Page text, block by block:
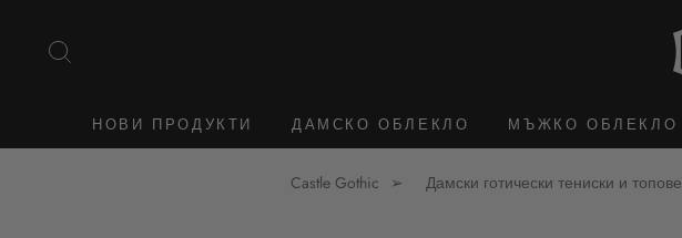
съдържанието
НОВИ ПРОДУКТИ ДАМСКО ОБЛЕКЛО МЪЖКО ОБЛЕКЛО
Castle Gothic Дамски готически тениски и топове